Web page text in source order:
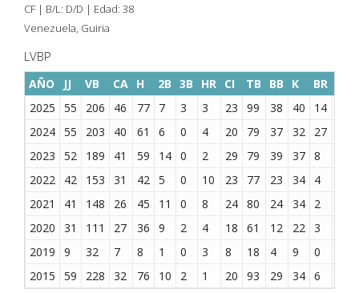
CF | B/L: D/D | Edad: 38
Venezuela, Guiria
LVBP
AÑO JJ VB CA H 2B 3B HR CI TB BB K BR
2025
55 206 46 77 7 3 3 23 99 38 40 14
2024 55 203 40 61 6 0 4 20 79 37 32 27
2023
52 189 41 59 14 0 2 29 79 39 37 8
2022
42 153 31 42 5 0 10 23 77 23 34 4
2021
41 148 26 45 11 0 8 24 80 24 34 2
2020
31 111 27 36 9 2 4 18 61 12 22 3
2019
9 32 7 8 1 0 3 8 18 4 9 0
2015
59 228 32 76 10 2 1 20 93 29 34 6